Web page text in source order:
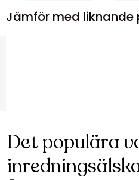
Jämför med liknande
Det populära